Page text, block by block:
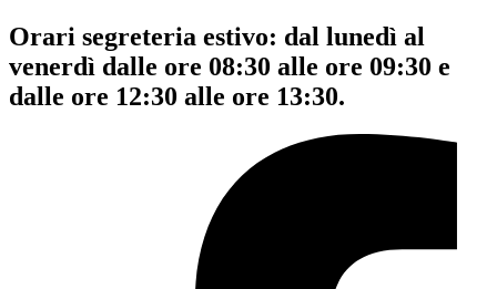
Orari segreteria estivo: dal lunedì al
venerdì dalle ore 08:30 alle ore 09:30 e
dalle ore 12:30 alle ore 13:30.